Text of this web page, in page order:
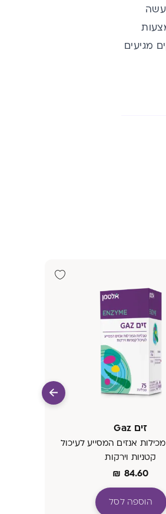
מגיעים
זים Gaz
אנזים המסייע לעיכול
קטניות וירקות
₪ 84.60
הוספה לסל